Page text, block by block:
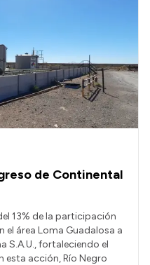
de Continental
13% de la participación
el área Loma Guadalosa a
S.A.U., fortaleciendo el
esta acción, Río Negro